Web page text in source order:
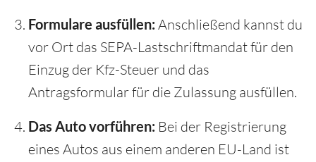
Formulare ausfüllen: Anschließend kannst du
vor Ort das SEPA-Lastschriftmandat für den
Einzug der Kfz-Steuer und das
Antragsformular für die Zulassung ausfüllen.
Das Auto vorführen: Bei der Registrierung
eines Autos aus einem anderen EU-Land ist